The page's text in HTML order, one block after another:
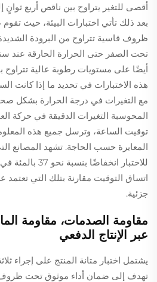
أقصى للتغير يتراوح بين ناقص أربع
بعد ذلك تأتي اختبارات البيئة، حيث
ظروف قاسية تتراوح من البرودة
تحت الصفر حتى الحرارة الحارقة عند
هذه الاختبارات في تحديد ما إذا كانت
مع التغيرات في درجة الحرارة بشكل
المحوسبة التغيرات الدقيقة في حركة
توقيت الساعة، وترسل جميع هذه
المعايرة حسب الحاجة. تشهد المصانع
للاختبار
اتساق التوقيت مقارنة بتلك التي
جزئية.
مقاومة الصدمات، مقاومة
عبر الإنتاج الدفعي
يشتمل اختبار متانة المنتج على إجراء
تهدف إلى ضمان أداء موثوق تحت ظروف